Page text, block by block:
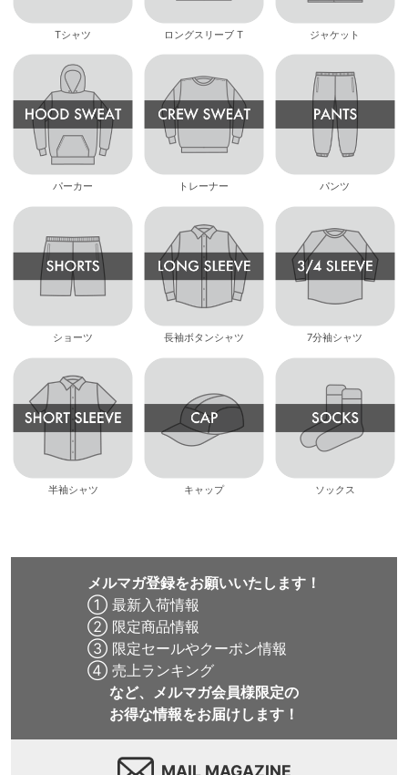
Tシャツ ロングスリーブ T ジャケット
パーカー トレーナー パンツ
ショーツ 長袖ボタンシャツ 7分袖シャツ
半袖シャツ キャップ ソックス
メルマガ登録をお願いいたします！
① 最新入荷情報
② 限定商品情報
③ 限定セールやクーポン情報
④ 売上ランキング
など、メルマガ会員様限定の
お得な情報をお届けします！
MAIL MAGAZINE